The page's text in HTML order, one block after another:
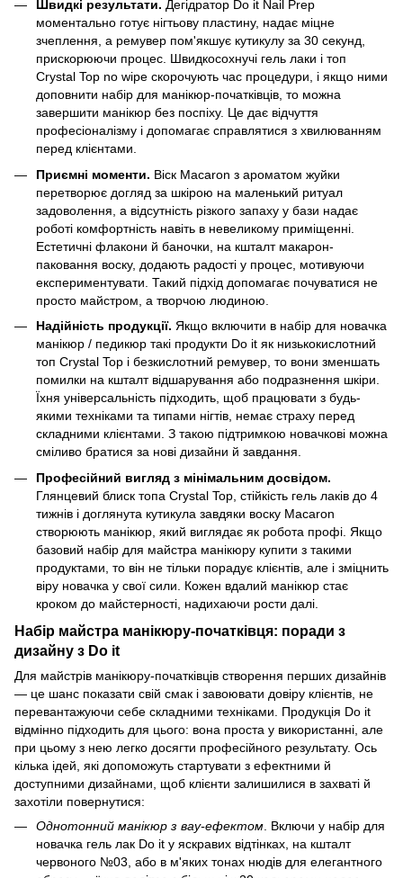
Швидкі результати. Дегідратор Do it Nail Prep
моментально готує нігтьову пластину, надає міцне
зчеплення, а ремувер пом'якшує кутикулу за 30 секунд,
прискорюючи процес. Швидкосохнучі гель лаки і топ
Crystal Top no wipe скорочують час процедури, і якщо ними
доповнити набір для манікюр-початківців, то можна
завершити манікюр без поспіху. Це дає відчуття
професіоналізму і допомагає справлятися з хвилюванням
перед клієнтами.
Приємні моменти. Віск Macaron з ароматом жуйки
перетворює догляд за шкірою на маленький ритуал
задоволення, а відсутність різкого запаху у бази надає
роботі комфортність навіть в невеликому приміщенні.
Естетичні флакони й баночки, на кшталт макарон-
паковання воску, додають радості у процес, мотивуючи
експериментувати. Такий підхід допомагає почуватися не
просто майстром, а творчою людиною.
Надійність продукції. Якщо включити в набір для новачка
манікюр / педикюр такі продукти Do it як низькокислотний
топ Crystal Top і безкислотний ремувер, то вони зменшать
помилки на кшталт відшарування або подразнення шкіри.
Їхня універсальність підходить, щоб працювати з будь-
якими техніками та типами нігтів, немає страху перед
складними клієнтами. З такою підтримкою новачкові можна
сміливо братися за нові дизайни й завдання.
Професійний вигляд з мінімальним досвідом.
Глянцевий блиск топа Crystal Top, стійкість гель лаків до 4
тижнів і доглянута кутикула завдяки воску Macaron
створюють манікюр, який виглядає як робота профі. Якщо
базовий набір для майстра манікюру купити з такими
продуктами, то він не тільки порадує клієнтів, але і зміцнить
віру новачка у свої сили. Кожен вдалий манікюр стає
кроком до майстерності, надихаючи рости далі.
Набір майстра манікюру-початківця: поради з
дизайну з Do it
Для майстрів манікюру-початківців створення перших дизайнів
— це шанс показати свій смак і завоювати довіру клієнтів, не
перевантажуючи себе складними техніками. Продукція Do it
відмінно підходить для цього: вона проста у використанні, але
при цьому з нею легко досягти професійного результату. Ось
кілька ідей, які допоможуть стартувати з ефектними й
доступними дизайнами, щоб клієнти залишилися в захваті й
захотіли повернутися:
Однотонний манікюр з вау-ефектом. Включи у набір для
новачка гель лак Do it у яскравих відтінках, на кшталт
червоного №03, або в м'яких тонах нюдів для елегантного